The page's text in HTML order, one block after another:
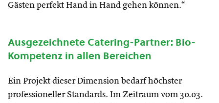
Gästen perfekt Hand in Hand gehen können.“
Ausgezeichnete Catering-Partner: Bio-
Kompetenz in allen Bereichen
Ein Projekt dieser Dimension bedarf höchster
professioneller Standards. Im Zeitraum vom 30.03.